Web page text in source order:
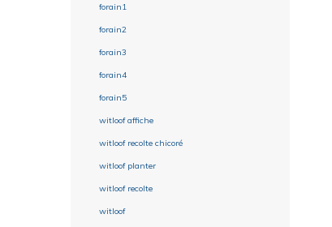
forain1
forain2
forain3
forain4
forain5
witloof affiche
witloof recolte chicoré
witloof planter
witloof recolte
witloof